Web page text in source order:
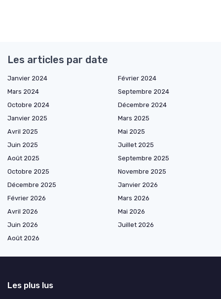
Les articles par date
Janvier 2024
Février 2024
Mars 2024
Septembre 2024
Octobre 2024
Décembre 2024
Janvier 2025
Mars 2025
Avril 2025
Mai 2025
Juin 2025
Juillet 2025
Août 2025
Septembre 2025
Octobre 2025
Novembre 2025
Décembre 2025
Janvier 2026
Février 2026
Mars 2026
Avril 2026
Mai 2026
Juin 2026
Juillet 2026
Août 2026
Les plus lus